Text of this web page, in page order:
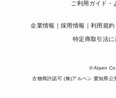
ご利用ガイド・
企業情報 採用情報 利用規約
特定商取引法
© Alpen
古物商許認可 (株)アルペン 愛知県